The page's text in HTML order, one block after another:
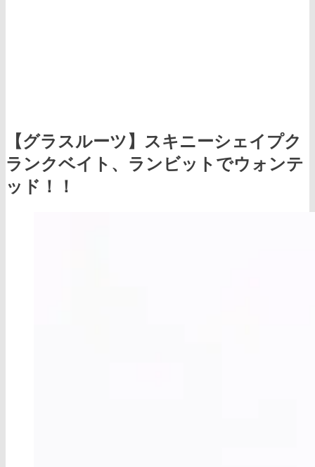
【グラスルーツ】スキニーシェイプク
ランクベイト、ランビットでウォンテ
ッド！！